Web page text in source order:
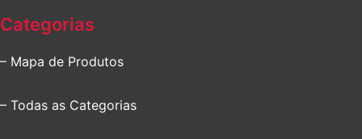
Categorias
– Mapa de Produtos
– Todas as Categorias